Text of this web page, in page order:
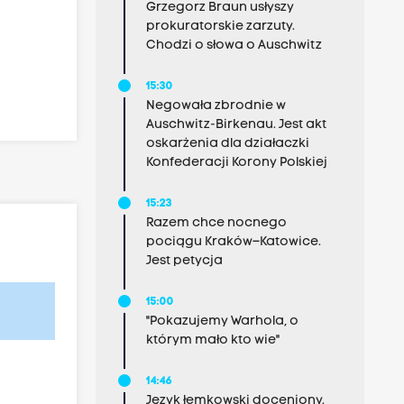
Grzegorz Braun usłyszy
prokuratorskie zarzuty.
Chodzi o słowa o Auschwitz
15:30
Negowała zbrodnie w
Auschwitz-Birkenau. Jest akt
oskarżenia dla działaczki
Konfederacji Korony Polskiej
15:23
Razem chce nocnego
pociągu Kraków–Katowice.
Jest petycja
15:00
"Pokazujemy Warhola, o
którym mało kto wie"
14:46
Język łemkowski doceniony.